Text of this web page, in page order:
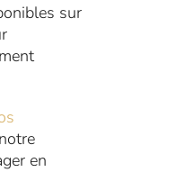
sur
en